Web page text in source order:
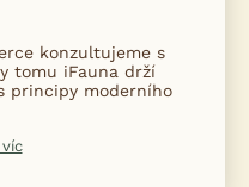
konzultujeme s
tomu iFauna drží
principy moderního